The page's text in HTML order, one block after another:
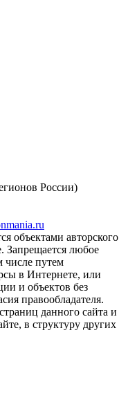
России)
объектами авторского
Запрещается любое
числе путем
в Интернете, или
и объектов без
правообладателя.
данного сайта и
в структуру других